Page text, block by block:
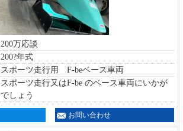
200万応談
200?年式
スポーツ走行用 F-beベース車両
スポーツ走行又はF-be のベース車両にいかが
でしょう
お問い合わせ